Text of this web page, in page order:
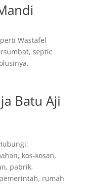
Wastafel
septic
Batu Aji
kos-kosan,
pabrik,
rumah